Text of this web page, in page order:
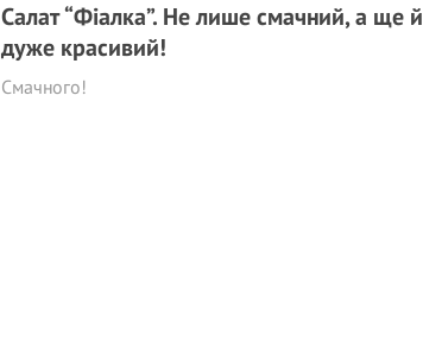
Салат “Фіалка”. Не лише смачний, а ще й
дуже красивий!
Смачного!